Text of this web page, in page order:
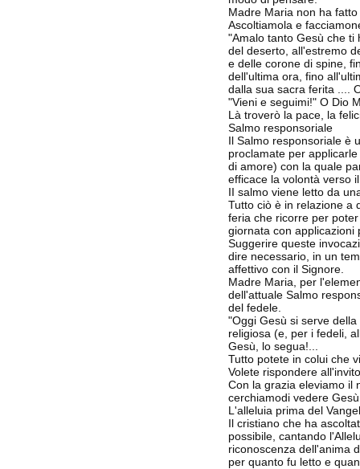
Madre Maria non ha
Ascoltiamola e
"Amalo tanto Gesù che ti
del deserto, all'estremo
e delle corone di spine,
dell'ultima ora, fino
dalla sua sacra ferita ....
"Vieni e seguimi!" O Dio
Là troverò la pace, la
Salmo responsoriale
Il Salmo responsoriale è
proclamate per
di amore) con la quale
efficace la volontà verso
II salmo viene letto da
Tutto ciò è in relazione a
feria che ricorre per
giornata con applicazioni
Suggerire queste
dire necessario, in un
affettivo con il Signore.
Madre Maria, per
dell'attuale Salmo
del fedele.
"Oggi Gesù si serve
religiosa (e, per i fedeli,
Gesù, lo segua!...
Tutto potete in colui che
Volete rispondere
Con la grazia eleviamo il
cerchiamodi vedere
L'alleluia prima del
Il cristiano che ha
possibile, cantando
riconoscenza dell'anima
per quanto fu letto e